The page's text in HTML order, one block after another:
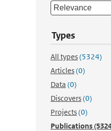
Types
All types(5324)
Articles(0)
Data (0)
Discovers(0)
Projects(0)
Publications